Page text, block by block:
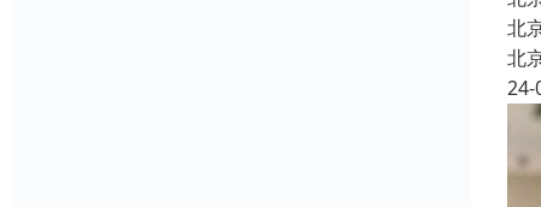
北
北
24-